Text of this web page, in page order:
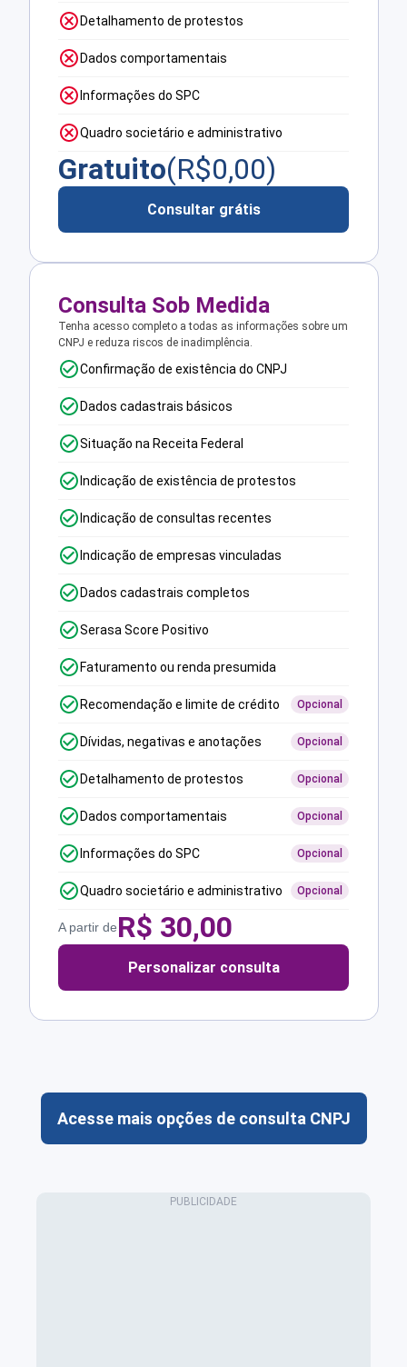
Detalhamento de protestos
Dados comportamentais
Informações do SPC
Quadro societário e administrativo
Gratuito(R$0,00)
Consultar grátis
Consulta Sob Medida
Tenha acesso completo a todas as informações sobre um
CNPJ e reduza riscos de inadimplência.
Confirmação de existência do CNPJ
Dados cadastrais básicos
Situação na Receita Federal
Indicação de existência de protestos
Indicação de consultas recentes
Indicação de empresas vinculadas
Dados cadastrais completos
Serasa Score Positivo
Faturamento ou renda presumida
Recomendação e limite de crédito Opcional
Dívidas, negativas e anotações Opcional
Detalhamento de protestos Opcional
Dados comportamentais Opcional
Informações do SPC Opcional
Quadro societário e administrativo Opcional
A partir deR$ 30,00
Personalizar consulta
Acesse mais opções de consulta CNPJ